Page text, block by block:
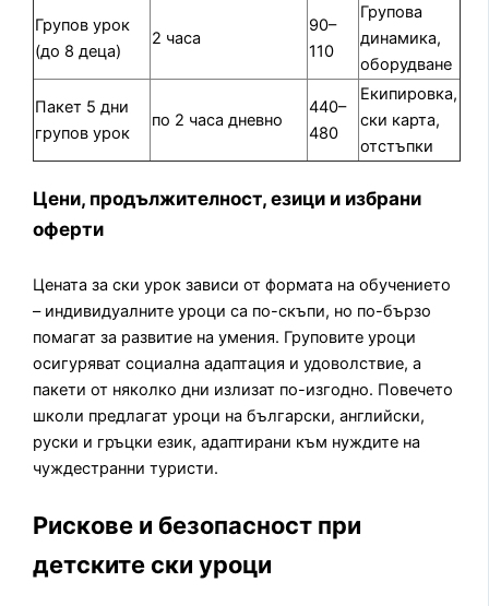
Групов урок
(до 8 деца)
2 часа
90–
110
Групова
динамика,
оборудване
Пакет 5 дни
групов урок
по 2 часа дневно
440–
480
Екипировка,
ски карта,
отстъпки
Цени, продължителност, езици и избрани
оферти
Цената за ски урок зависи от формата на обучението
– индивидуалните уроци са по-скъпи, но по-бързо
помагат за развитие на умения. Груповите уроци
осигуряват социална адаптация и удоволствие, а
пакети от няколко дни излизат по-изгодно. Повечето
школи предлагат уроци на български, английски,
руски и гръцки език, адаптирани към нуждите на
чуждестранни туристи.
Рискове и безопасност при
детските ски уроци